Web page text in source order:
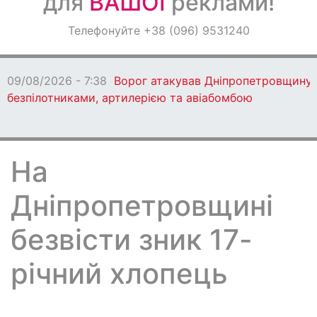
ОголошенняТелефонуйте +38 (096) 9531240
09/08/2026 - 7:38 Ворог атакував Дніпропетровщину
безпілотниками, артилерією та авіабомбою
На
Дніпропетровщині
безвісти зник 17-
річний хлопець